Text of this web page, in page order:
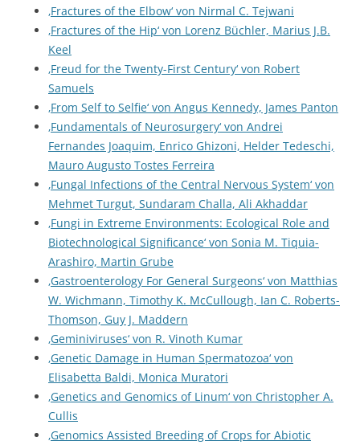
‚Fractures of the Elbow‘ von Nirmal C. Tejwani
‚Fractures of the Hip‘ von Lorenz Büchler, Marius J.B.
Keel
‚Freud for the Twenty-First Century‘ von Robert
Samuels
‚From Self to Selfie‘ von Angus Kennedy, James Panton
‚Fundamentals of Neurosurgery‘ von Andrei
Fernandes Joaquim, Enrico Ghizoni, Helder Tedeschi,
Mauro Augusto Tostes Ferreira
‚Fungal Infections of the Central Nervous System‘ von
Mehmet Turgut, Sundaram Challa, Ali Akhaddar
‚Fungi in Extreme Environments: Ecological Role and
Biotechnological Significance‘ von Sonia M. Tiquia-
Arashiro, Martin Grube
‚Gastroenterology For General Surgeons‘ von Matthias
W. Wichmann, Timothy K. McCullough, Ian C. Roberts-
Thomson, Guy J. Maddern
‚Geminiviruses‘ von R. Vinoth Kumar
‚Genetic Damage in Human Spermatozoa‘ von
Elisabetta Baldi, Monica Muratori
‚Genetics and Genomics of Linum‘ von Christopher A.
Cullis
‚Genomics Assisted Breeding of Crops for Abiotic